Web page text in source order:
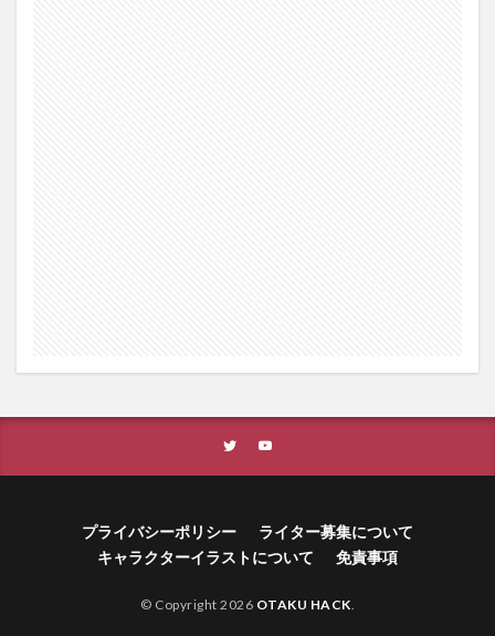
プライバシーポリシー
ライター募集について
キャラクターイラストについて
免責事項
© Copyright 2026 OTAKU HACK.